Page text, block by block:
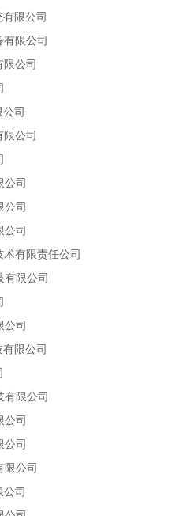
限公司
限公司
公司
司
公司
公司
公司
公司
有限责任公司
限公司
公司
限公司
限公司
公司
公司
限公司
司